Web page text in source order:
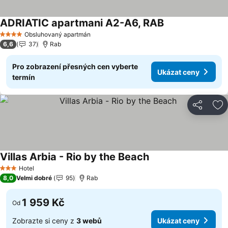
4 Počet hvězdiček
Obsluhovaný apartmán
ADRIATIC apartmani A2-A6, RABUkázat ceny
6,6 37 Rab
Pro zobrazení přesných cen vyberte
termín
Ukázat ceny
Sdílet
3 Počet hvězdiček
Hotel
Villas Arbia - Rio by the BeachUkázat ceny
8,0 Velmi dobré 95 Rab
Od 1 959 Kč
Zobrazte si ceny z 3 webů Ukázat ceny